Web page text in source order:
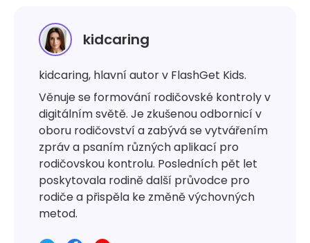
kidcaring
kidcaring, hlavní autor v FlashGet Kids.
Věnuje se formování rodičovské kontroly v
digitálním světě. Je zkušenou odbornicí v
oboru rodičovství a zabývá se vytvářením
zpráv a psaním různých aplikací pro
rodičovskou kontrolu. Posledních pět let
poskytovala rodině další průvodce pro
rodiče a přispěla ke změně výchovných
metod.